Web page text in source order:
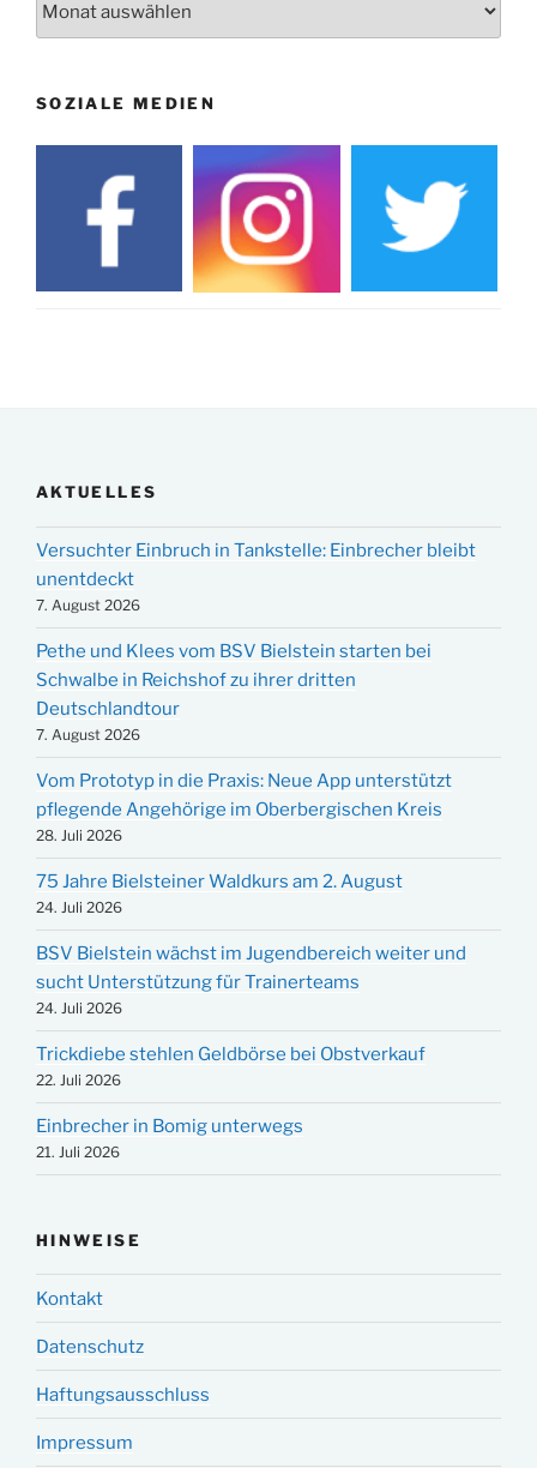
SOZIALE MEDIEN
AKTUELLES
Versuchter Einbruch in Tankstelle: Einbrecher bleibt
unentdeckt
7. August 2026
Pethe und Klees vom BSV Bielstein starten bei
Schwalbe in Reichshof zu ihrer dritten
Deutschlandtour
7. August 2026
Vom Prototyp in die Praxis: Neue App unterstützt
pflegende Angehörige im Oberbergischen Kreis
28. Juli 2026
75 Jahre Bielsteiner Waldkurs am 2. August
24. Juli 2026
BSV Bielstein wächst im Jugendbereich weiter und
sucht Unterstützung für Trainerteams
24. Juli 2026
Trickdiebe stehlen Geldbörse bei Obstverkauf
22. Juli 2026
Einbrecher in Bomig unterwegs
21. Juli 2026
HINWEISE
Kontakt
Datenschutz
Haftungsausschluss
Impressum